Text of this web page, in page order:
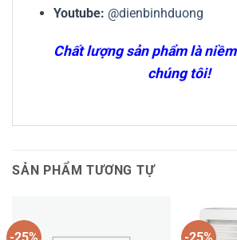
Youtube: @dienbinhduong
Chất lượng sản phẩm là
chúng tôi!
SẢN PHẨM TƯƠNG TỰ
-25% -25%